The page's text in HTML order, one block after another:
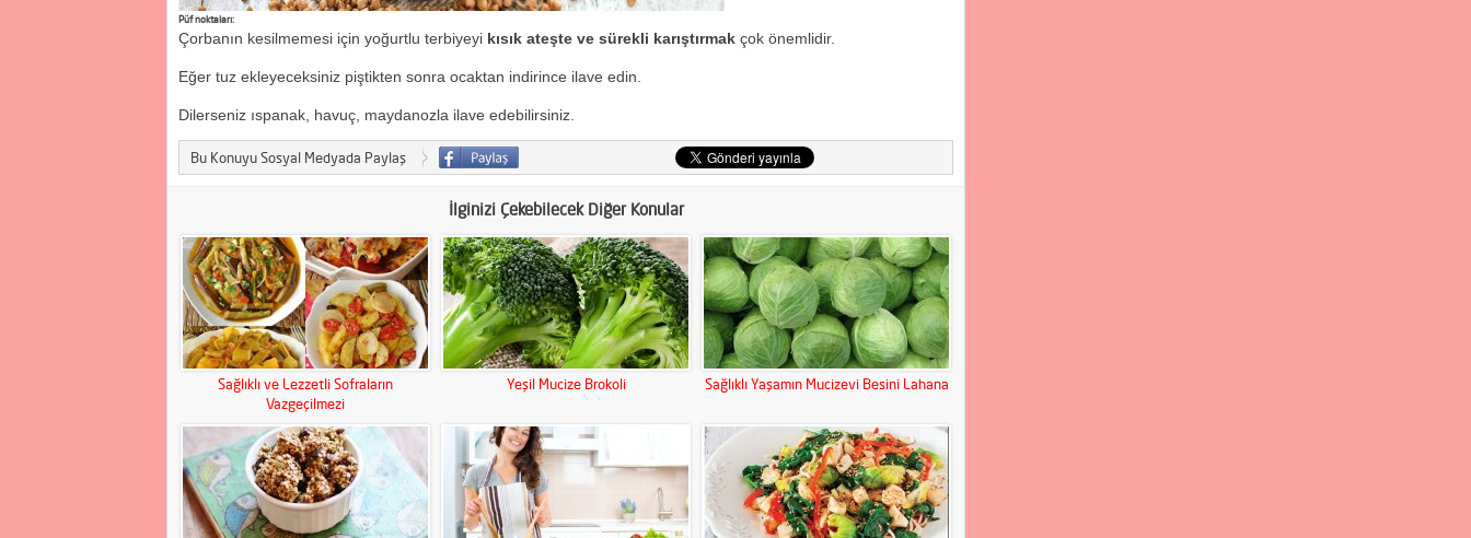
Püf noktaları:
Çorbanın kesilmemesi için yoğurtlu terbiyeyi kısık ateşte ve sürekli karıştırmak çok önemlidir.
Eğer tuz ekleyeceksiniz piştikten sonra ocaktan indirince ilave edin.
Dilerseniz ıspanak, havuç, maydanozla ilave edebilirsiniz.
Bu Konuyu Sosyal Medyada Paylaş
İlginizi Çekebilecek Diğer Konular
Sağlıklı ve Lezzetli Sofraların
Vazgeçilmezi
Yeşil Mucize Brokoli Sağlıklı Yaşamın Mucizevi Besini Lahana